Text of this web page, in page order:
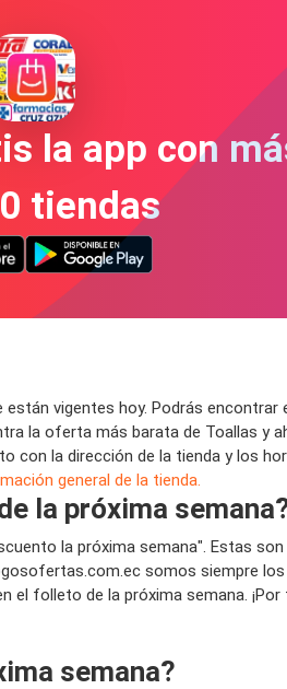
la app con
tiendas
vigentes hoy. Podrás
la oferta más barata de Toallas y
la dirección de la tienda y los
general de la tienda.
la próxima
la próxima semana". Estas
somos siempre
el folleto de la próxima semana.
semana?